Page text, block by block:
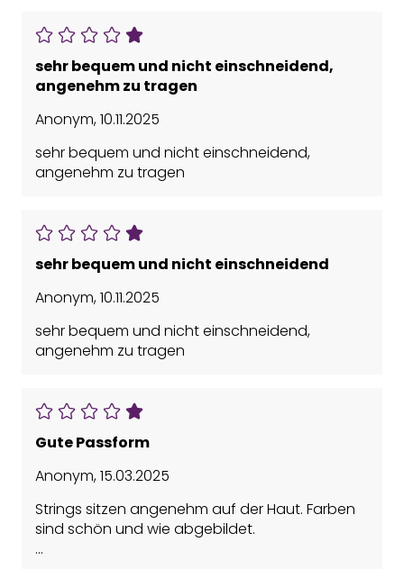
sehr bequem und nicht einschneidend,
angenehm zu tragen
Anonym,10.11.2025
sehr bequem und nicht einschneidend,
angenehm zu tragen
sehr bequem und nicht einschneidend
Anonym,10.11.2025
sehr bequem und nicht einschneidend,
angenehm zu tragen
Gute Passform
Anonym,15.03.2025
Strings sitzen angenehm auf der Haut. Farben
sind schön und wie abgebildet.